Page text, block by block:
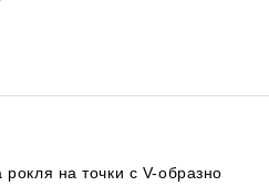
рокля на точки с V-образно